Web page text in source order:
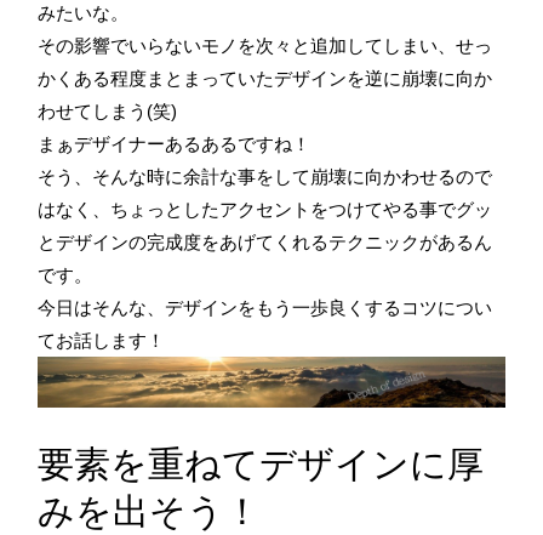
みたいな。
その影響でいらないモノを次々と追加してしまい、せっ
かくある程度まとまっていたデザインを逆に崩壊に向か
わせてしまう(笑)
まぁデザイナーあるあるですね！
そう、そんな時に余計な事をして崩壊に向かわせるので
はなく、ちょっとしたアクセントをつけてやる事でグッ
とデザインの完成度をあげてくれるテクニックがあるん
です。
今日はそんな、デザインをもう一歩良くするコツについ
てお話します！
要素を重ねてデザインに厚
みを出そう！